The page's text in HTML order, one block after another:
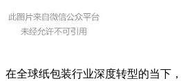
在全球纸包装行业深度转型的当下